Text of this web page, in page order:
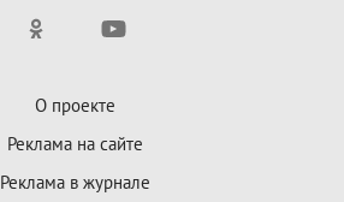
О проекте
Реклама на сайте
Реклама в журнале